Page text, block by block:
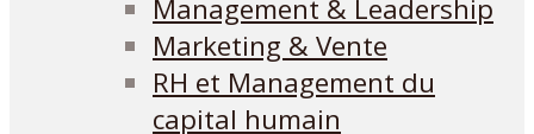
Management & Leadership
Marketing & Vente
RH et Management du
capital humain